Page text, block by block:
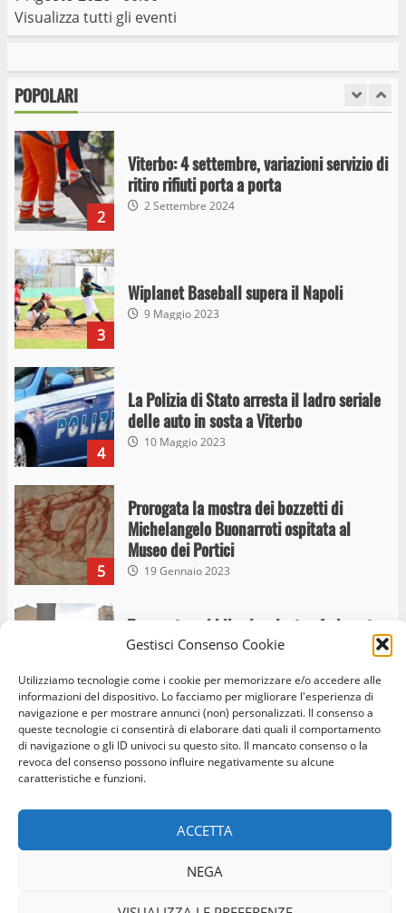
Gestisci Consenso Cookie
Utilizziamo tecnologie come i cookie per memorizzare e/o accedere alle
informazioni del dispositivo. Lo facciamo per migliorare l'esperienza di
navigazione e per mostrare annunci (non) personalizzati. Il consenso a
queste tecnologie ci consentirà di elaborare dati quali il comportamento
di navigazione o gli ID univoci su questo sito. Il mancato consenso o la
revoca del consenso possono influire negativamente su alcune
caratteristiche e funzioni.
ACCETTA
NEGA
Visualizza tutti gli eventi
POPOLARI
I Carabinieri arrestano due giovani per
stupefacenti
2
Viterbo: 4 settembre, variazioni servizio di
ritiro rifiuti porta a porta
2 Settembre 2024
3
Wiplanet Baseball supera il Napoli
9 Maggio 2023
4
La Polizia di Stato arresta il ladro seriale
delle auto in sosta a Viterbo
10 Maggio 2023
5
Prorogata la mostra dei bozzetti di
Michelangelo Buonarroti ospitata al
Museo dei Portici
19 Gennaio 2023
6
Trasporto pubblico locale, trasferimento
capolinea al terminal Riello dal 15 al 17
15 Giugno 2023
7
Giochi Sportivi Studenteschi di Atletica a
Viterbo
I Carabinieri arrestano due giovani per
detenzione ai fini di spaccio di sostanze
stupefacenti
Home Privacy Policy Cookie Policy Contatti
© Occhio Viterbese - Codice 90148040562 - N° iscrizione
ROC:39156 - Tutti i diritti riservati